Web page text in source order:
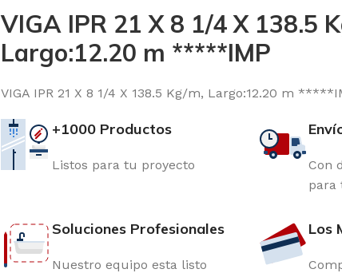
VIGA IPR 21 X 8 1/4 X 138.5
Largo:12.20 m *****IMP
VIGA IPR 21 X 8 1/4 X 138.5 Kg/m, Largo:12.20 m
+1000 Productos
Listos para tu proyecto
Con
para
Soluciones Profesionales
Nuestro equipo esta listo
Los